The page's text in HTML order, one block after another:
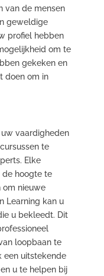
van de mensen
geweldige
profiel hebben
om te
gekeken en
doen om in
vaardigheden
te
Elke
de hoogte te
om nieuwe
Learning kan u
u bekleedt. Dit
loopbaan te
een uitstekende
u te helpen bij